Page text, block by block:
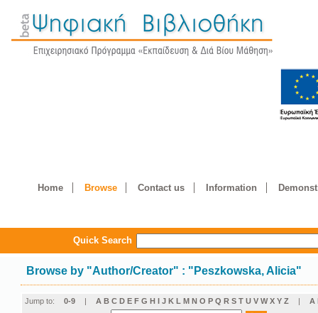
Home Browse Contact us Information
Quick Search
Browse by "Author/Creator" : "Peszkowska, Alicia"
Jump to: 0-9 | A B C D E F G H I J K L M N O P Q R S T U V W X Y Z | Α